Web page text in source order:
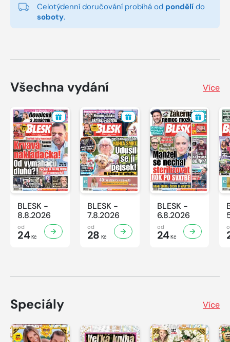
Celotýdenní doručování probíhá od pondělí do
soboty.
Všechna vydání Více
BLESK -
8.8.2026
od
24Kč
BLESK -
7.8.2026
od
28 Kč
BLESK -
6.8.2026
od
24Kč
Speciály Více